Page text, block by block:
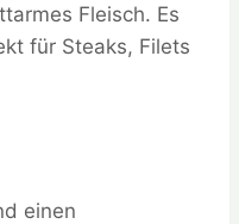
Fleisch. Es
für Steaks, Filets
einen